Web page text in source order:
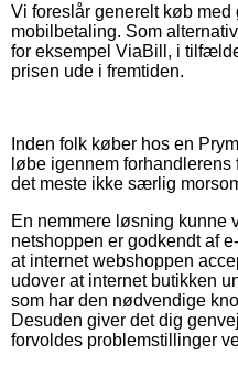
Vi foreslår generelt køb
mobilbetaling. Som
for eksempel ViaBill, i
prisen ude i fremtiden.
Inden folk køber hos en
løbe igennem
det meste ikke særlig
En nemmere løsning
netshoppen er godkendt af
at internet webshoppen
udover at internet butikken
som har den nødvendige
Desuden giver det dig
forvoldes problemstillinger